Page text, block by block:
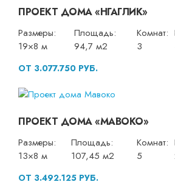
ПРОЕКТ ДОМА «НГАГЛИК»
Размеры:
19×8 м
Площадь:
94,7 м2
Комнат:
3
ОТ 3.077.750 РУБ.
ПРОЕКТ ДОМА «МАВОКО»
Размеры:
13×8 м
Площадь:
107,45 м2
Комнат:
5
ОТ 3.492.125 РУБ.